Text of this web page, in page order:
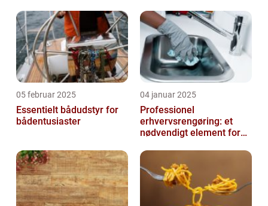
05 februar 2025
Essentielt bådudstyr for
bådentusiaster
04 januar 2025
Professionel
erhvervsrengøring: et
nødvendigt element for